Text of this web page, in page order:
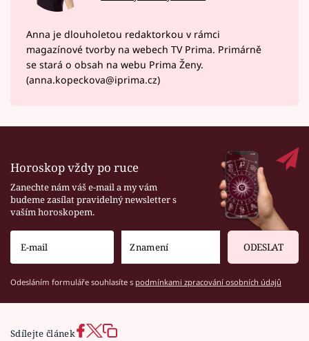
Anna je dlouholetou redaktorkou v rámci
magazínové tvorby na webech TV Prima. Primárně
se stará o obsah na webu Prima Ženy.
(anna.kopeckova@iprima.cz)
Horoskop vždy po ruce
Zanechte nám váš e-mail a my vám
budeme zasílat pravidelný newsletter s
vaším horoskopem.
ODESLAT
Odesláním formuláře souhlasíte s podmínkami zpracování osobních údajů
Sdílejte článek